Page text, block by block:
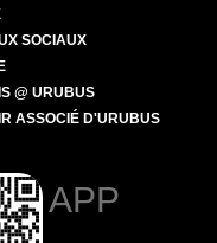
SOCIAUX
@ URUBUS
ASSOCIÉ D'URUBUS
APP